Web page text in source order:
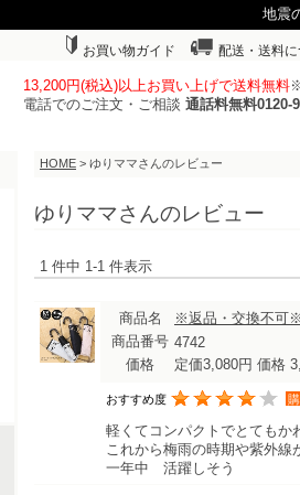
地震
お買い物ガイド 配送・送料
13,200円(税込)以上お買い上げで送料無料
電話でのご注文・ご相談 通話料無料0120-
HOME > ゆりママさんのレビュー
ゆりママさんのレビュー
1 件中 1-1 件表示
商品名
※返品・交換不可
商品番号 4742
価格
定価3,080円 価格
おすすめ度
軽くてコンパクトでとてもか
これから梅雨の時期や紫外線
一年中 活躍しそう